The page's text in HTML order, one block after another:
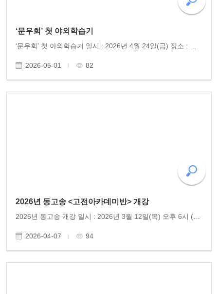
‘문우회’ 첫 야외학습기
2026-05-01 82
2026년 동고송 <고전아카데미반> 개강
2026-04-07 94